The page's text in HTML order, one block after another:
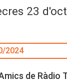
23
2024
de Ràdio